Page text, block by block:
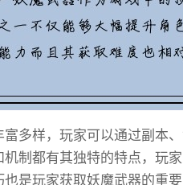
多样，玩家可以通过副本
制都有其独特的特点，玩
是玩家获取妖魔武器的重